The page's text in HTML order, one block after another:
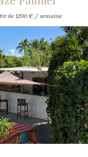
de 1200 € / semaine